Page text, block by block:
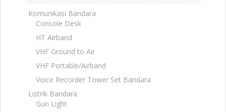
Komunikasi Bandara
Console Desk
HT Airband
VHF Ground to Air
VHF Portable/Airband
Voice Recorder Tower Set Bandara
Listrik Bandara
Gun Light